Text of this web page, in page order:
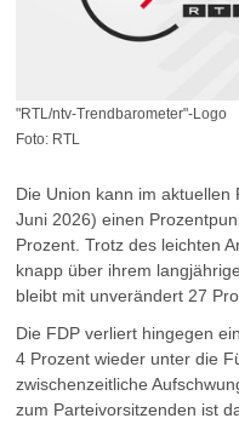
"RTL/ntv-Trendbarometer"-Logo
Foto: RTL
Die Union kann im
Juni 2026) einen
Prozent. Trotz des leichten
knapp über ihrem
bleibt mit unverändert 27
Die FDP verliert hingegen
4 Prozent wieder unter die
zwischenzeitliche
zum Parteivorsitzenden ist